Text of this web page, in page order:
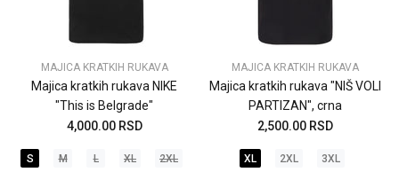
MAJICA KRATKIH RUKAVA
Majica kratkih rukava NIKE
"This is Belgrade"
4,000.00 RSD
S M L XL 2XL
MAJICA KRATKIH RUKAVA
Majica kratkih rukava "NIŠ VOLI
PARTIZAN", crna
2,500.00 RSD
XL 2XL 3XL